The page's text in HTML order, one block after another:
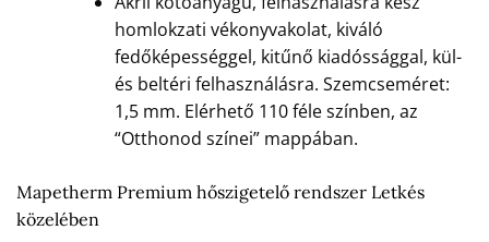
homlokzati vékonyvakolat, kiváló
fedőképességgel, kitűnő kiadóssággal, kül-
és beltéri felhasználásra. Szemcseméret:
1,5 mm. Elérhető 110 féle színben, az
“Otthonod színei” mappában.
Mapetherm Premium hőszigetelő rendszer Letkés
közelében